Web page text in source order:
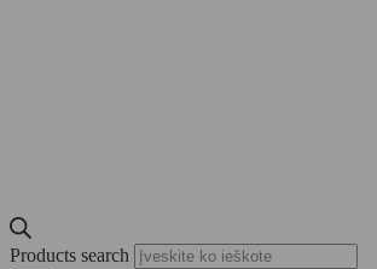
Products search